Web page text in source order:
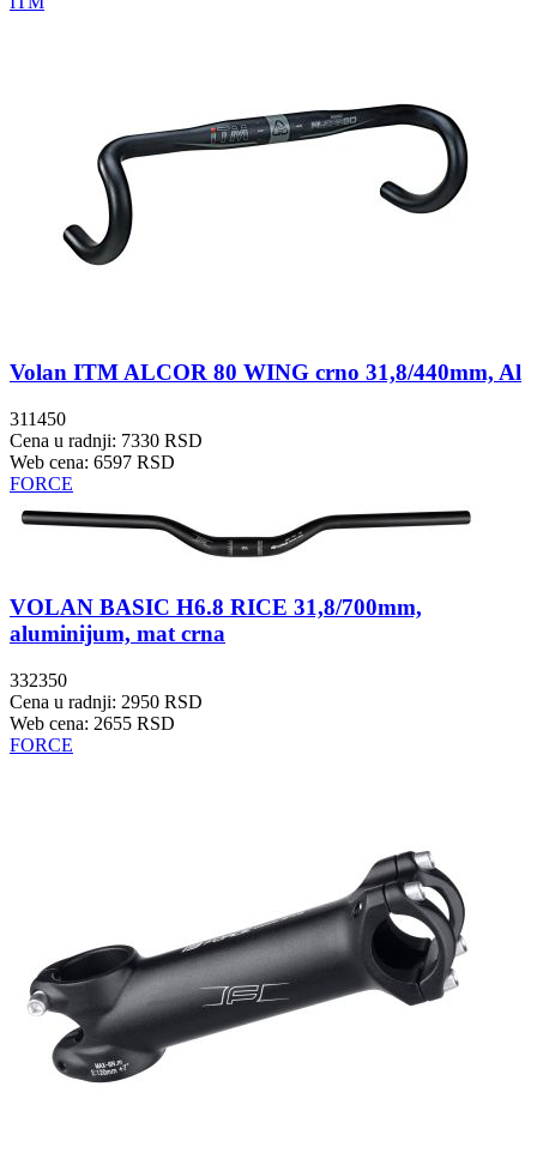
Volan ITM ALCOR 80 WING crno 31,8/440mm, Al
311450
Cena u radnji: 7330 RSD
Web cena: 6597 RSD
FORCE
VOLAN BASIC H6.8 RICE 31,8/700mm,
aluminijum, mat crna
332350
Cena u radnji: 2950 RSD
Web cena: 2655 RSD
FORCE